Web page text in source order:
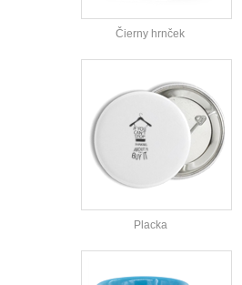
Čierny hrnček
Placka